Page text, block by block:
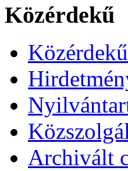
Közérdekű
Archivált